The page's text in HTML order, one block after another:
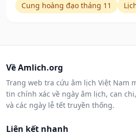
Cung hoàng đạo tháng 11
Về Amlich.org
Trang web tra cứu âm lịch Việt Nam
tin chính xác về ngày âm lịch, can
và các ngày lễ tết truyền thống.
Liên kết nhanh